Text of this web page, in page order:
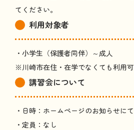
てください。
利用対象者
・ 小学生 （保護者同伴）～成人
※川崎市在住 ・ 在学でなくても利用可
講習会について
・ 日時 ：ホームページのお知 らせに
・ 定員 ：なし